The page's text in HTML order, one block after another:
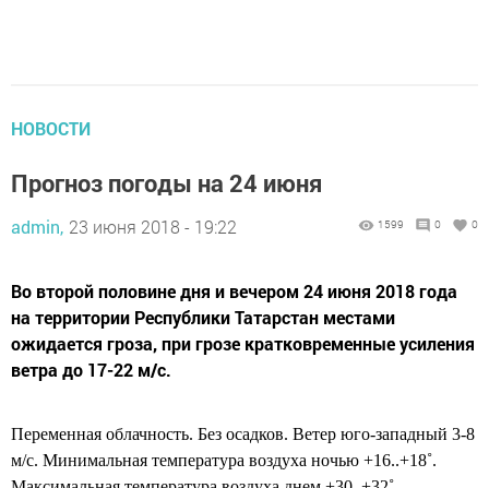
НОВОСТИ
Прогноз погоды на 24 июня
admin, 23 июня 2018 - 19:22 1599 0 0
Во второй половине дня и вечером 24 июня 2018 года
на территории Республики Татарстан местами
ожидается гроза, при грозе кратковременные усиления
ветра до 17-22 м/с.
Переменная облачность. Без осадков. Ветер юго-западный 3-8
м/с. Минимальная температура воздуха ночью +16..+18˚.